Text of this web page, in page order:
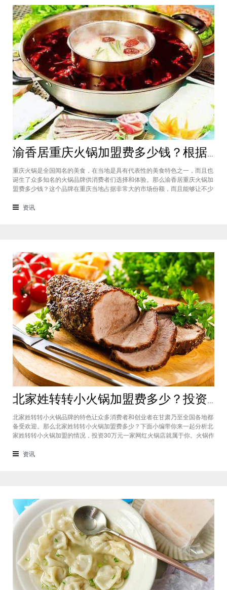
渝香居重庆火锅加盟费多少钱？根据所在城市进行规划非常合适创业
重庆火锅是全国闻名的美食，在当地是具有代表性的美食特色之一，而且也
诞生了众多知名的火锅品牌供消费者们选择和体验。那么渝香居重庆火锅加
盟费多少钱？这个品牌在重庆当地占据非常大的市场份额，而且能够让不少
者所在城市进行制定和规划的，渝香居重庆火锅加盟成为了大家心中非常合
资讯
北家姓转转小火锅加盟费多少？投资30万一家网红火锅店就属于你
北家姓转转小火锅品牌的特色让众多消费者和创业者在甘肃乃至全国各地都
备受欢迎。那么北家姓转转小火锅加盟费多少？下面小编带你来一起分析北
家姓转转小火锅加盟的情况，投资30万元一家网红火锅店就属于你。火锅作
态存在着。北家姓转转小火锅凭借自己的产品和装修在美食市场当中受到越
资讯